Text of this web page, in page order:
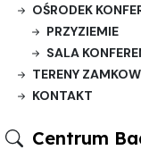
OŚRODEK
PRZYZIEMIE
SALA
TERENY
KONTAKT
Centrum